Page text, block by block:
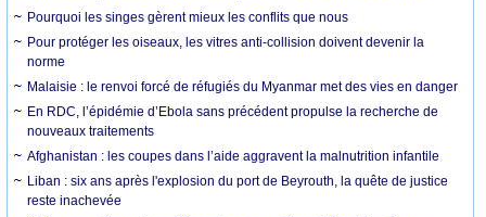
Pourquoi les singes gèrent mieux les conflits que nous
Pour protéger les oiseaux, les vitres anti-collision doivent devenir la
norme
Malaisie : le renvoi forcé de réfugiés du Myanmar met des vies en danger
En RDC, l’épidémie d’Ebola sans précédent propulse la recherche de
nouveaux traitements
Afghanistan : les coupes dans l’aide aggravent la malnutrition infantile
Liban : six ans après l'explosion du port de Beyrouth, la quête de justice
reste inachevée